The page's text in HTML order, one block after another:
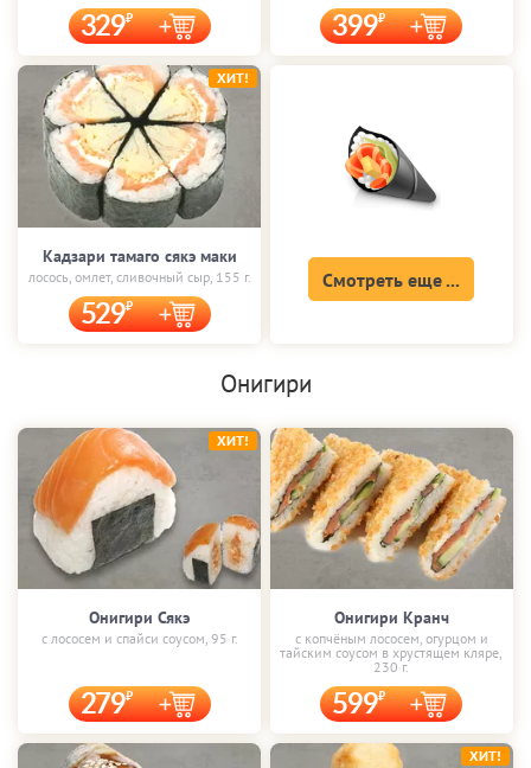
329 399
Кадзари тамаго сякэ маки
лосось, омлет, сливочный сыр, 155 г.
529
ХИТ!
Смотреть еще ...
Онигири
Онигири Сякэ
с лососем и спайси соусом, 95 г.
279
ХИТ!
Онигири Кранч
с копчёным лососем, огурцом и
тайским соусом в хрустящем кляре,
230 г.
599
ХИТ!